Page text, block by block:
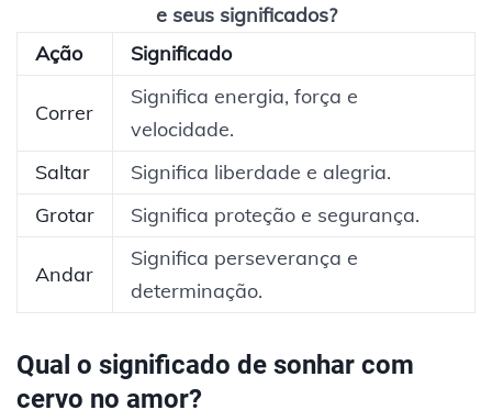
e seus significados?
Ação
Significado
Correr
Significa energia, força e
velocidade.
Saltar
Significa liberdade e alegria.
Grotar
Significa proteção e segurança.
Andar
Significa perseverança e
determinação.
Qual o significado de sonhar com
cervo no amor?